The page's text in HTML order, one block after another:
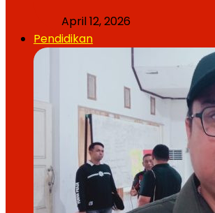
April 12, 2026
Pendidikan